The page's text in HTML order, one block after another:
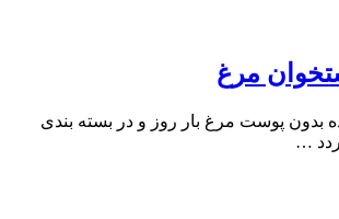
مرغ
پوست مرغ بار روز و در بسته بندی
…